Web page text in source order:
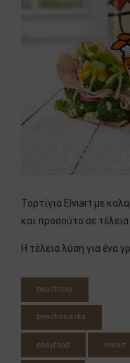
Τορτίγια Elviart με
και προσούτο σε τέλεια
Η τέλεια λύση για ένα
beachday
beachsnacks
easyfood elviart